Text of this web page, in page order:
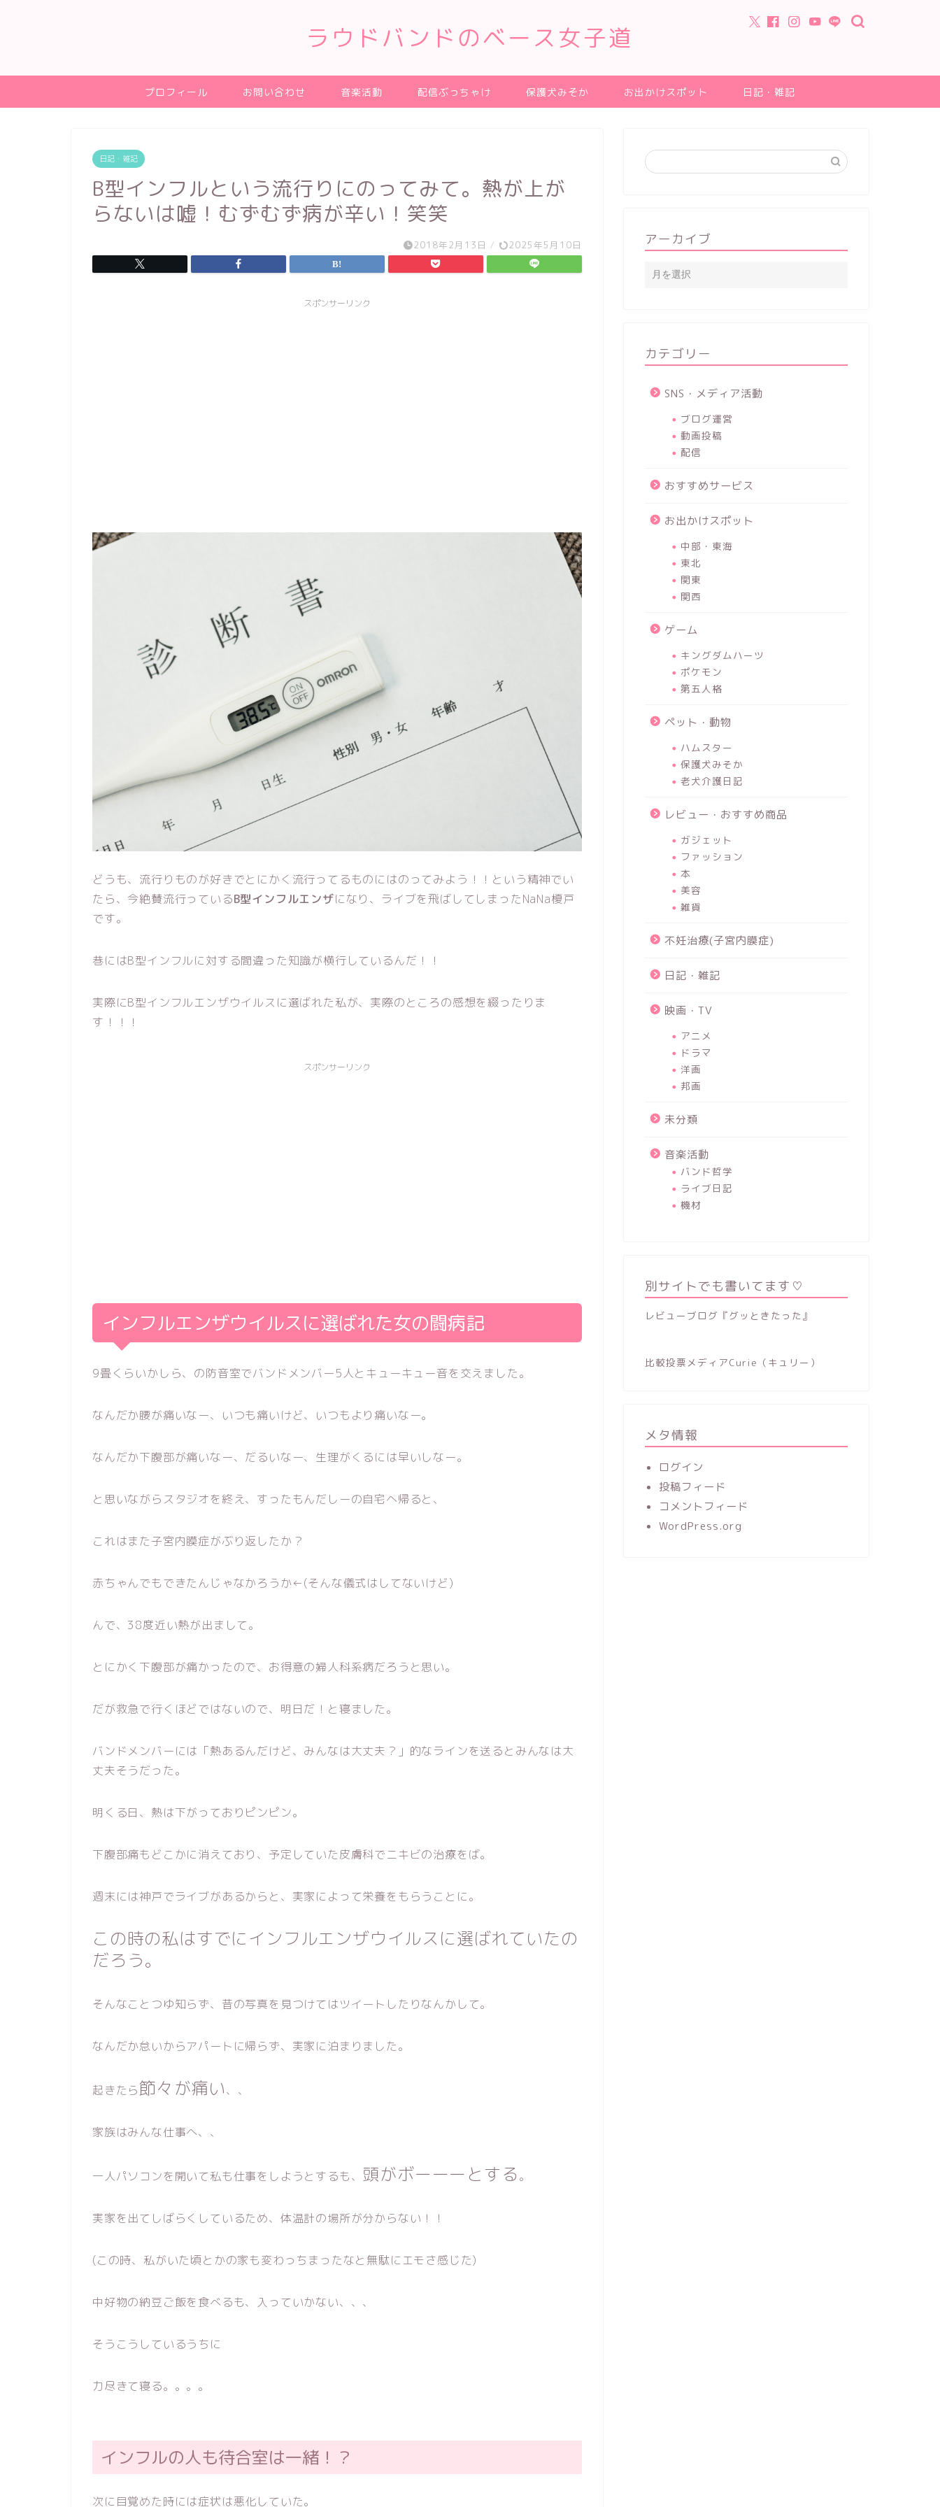
ラウドバンドのベース女子道
プロフィール お問い合わせ 音楽活動 配信ぶっちゃけ 保護犬みそか お出かけスポット 日記・雑記
日記・雑記
B型インフルという流行りにのってみて。熱が上が
らないは嘘！むずむず病が辛い！笑笑
2018年2月13日 / 2025年5月10日
スポンサーリンク
どうも、流行りものが好きでとにかく流行ってるものにはのってみよう！！という精神でい
たら、今絶賛流行っているB型インフルエンザになり、ライブを飛ばしてしまったNaNa榎戸
です。
巷にはB型インフルに対する間違った知識が横行しているんだ！！
実際にB型インフルエンザウイルスに選ばれた私が、実際のところの感想を綴ったりま
す！！！
スポンサーリンク
インフルエンザウイルスに選ばれた女の闘病記
9畳くらいかしら、の防音室でバンドメンバー5人とキューキュー音を交えました。
なんだか腰が痛いなー、いつも痛いけど、いつもより痛いなー。
なんだか下腹部が痛いなー、だるいなー、生理がくるには早いしなー。
と思いながらスタジオを終え、すったもんだしーの自宅へ帰ると、
これはまた子宮内膜症がぶり返したか？
赤ちゃんでもできたんじゃなかろうか←(そんな儀式はしてないけど)
んで、38度近い熱が出まして。
とにかく下腹部が痛かったので、お得意の婦人科系病だろうと思い。
だが救急で行くほどではないので、明日だ！と寝ました。
バンドメンバーには「熱あるんだけど、みんなは大丈夫？」的なラインを送るとみんなは大
丈夫そうだった。
明くる日、熱は下がっておりピンピン。
下腹部痛もどこかに消えており、予定していた皮膚科でニキビの治療をば。
週末には神戸でライブがあるからと、実家によって栄養をもらうことに。
この時の私はすでにインフルエンザウイルスに選ばれていたの
だろう。
そんなことつゆ知らず、昔の写真を見つけてはツイートしたりなんかして。
なんだか怠いからアパートに帰らず、実家に泊まりました。
起きたら節々が痛い、、
家族はみんな仕事へ、、
一人パソコンを開いて私も仕事をしようとするも、 頭がボーーーとする 。
実家を出てしばらくしているため、体温計の場所が分からない！！
(この時、私がいた頃とかの家も変わっちまったなと無駄にエモさ感じた)
中好物の納豆ご飯を食べるも、入っていかない、、、
そうこうしているうちに
力尽きて寝る。。。。
インフルの人も待合室は一緒！？
次に目覚めた時には症状は悪化していた。
アーカイブ
カテゴリー
SNS・メディア活動
ブログ運営
動画投稿
配信
おすすめサービス
お出かけスポット
中部・東海
東北
関東
関西
ゲーム
キングダムハーツ
ポケモン
第五人格
ペット・動物
ハムスター
保護犬みそか
老犬介護日記
レビュー・おすすめ商品
ガジェット
ファッション
本
美容
雑貨
不妊治療(子宮内膜症)
日記・雑記
映画・TV
アニメ
ドラマ
洋画
邦画
未分類
音楽活動
バンド哲学
ライブ日記
機材
別サイトでも書いてます♡
レビューブログ『グッときたった』
比較投票メディアCurie（キュリー）
メタ情報
ログイン
投稿フィード
コメントフィード
WordPress.org